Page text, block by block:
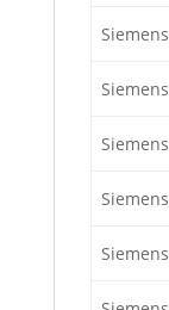
Siemens
Siemens
Siemens
Siemens
Siemens